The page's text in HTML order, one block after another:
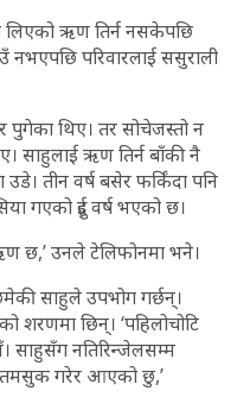
लिएको ऋण तिर्न नसकेपछि
नभएपछि परिवारलाई ससुराली
थिए। तर सोचेजस्तो न
साहुलाई ऋण तिर्न बाँकी नै
तीन वर्ष बसेर फर्किंदा पनि
गएको दुई वर्ष भएको छ।
छ,’ उनले टेलिफोनमा भने।
साहुले उपभोग गर्छन्।
शरणमा छिन्। ‘पहिलोचोटि
साहुसँग नतिरिन्जेलसम्म
तमसुक गरेर आएको छु,’